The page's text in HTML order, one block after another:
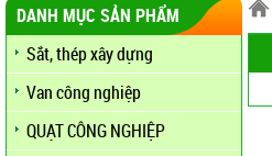
DANH MỤC SẢN PHẨM
Sắt, thép xây dựng
Van công nghiệp
QUẠT CÔNG NGHIỆP